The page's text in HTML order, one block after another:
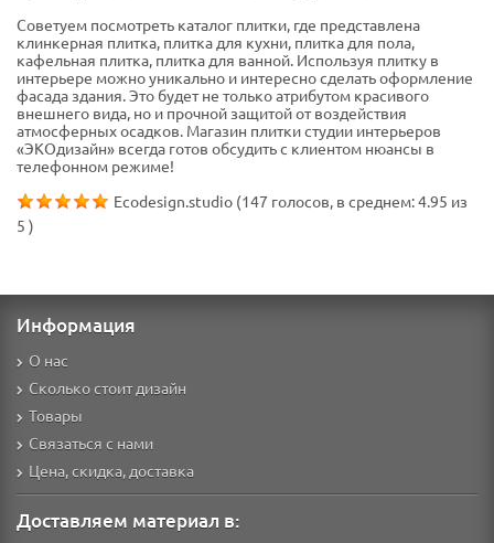
Советуем посмотреть каталог плитки, где представлена
клинкерная плитка, плитка для кухни, плитка для пола,
кафельная плитка, плитка для ванной. Используя плитку в
интерьере можно уникально и интересно сделать оформление
фасада здания. Это будет не только атрибутом красивого
внешнего вида, но и прочной защитой от воздействия
атмосферных осадков. Магазин плитки студии интерьеров
«ЭКОдизайн» всегда готов обсудить с клиентом нюансы в
телефонном режиме!
Ecodesign.studio (147 голосов, в среднем:4.95 из
5 )
Информация
О нас
Сколько стоит дизайн
Товары
Связаться с нами
Цена, скидка, доставка
Доставляем материал в: